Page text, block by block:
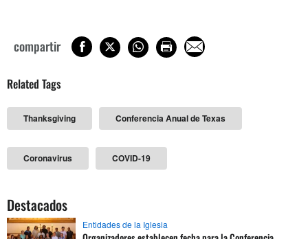
compartir
Related Tags
Thanksgiving Conferencia Anual de Texas
Coronavirus COVID-19
Destacados
Entidades de la Iglesia